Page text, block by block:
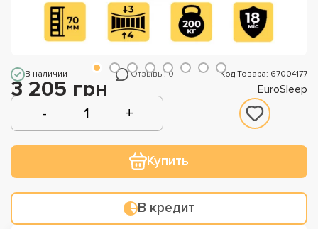
В наличии Отзывы: 0 Код Товара: 67004177
3 205 грн EuroSleep
Купить
В кредит